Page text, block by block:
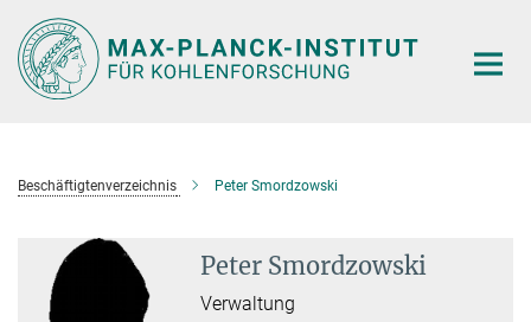
Hauptinhalt
Beschäftigtenverzeichnis Peter Smordzowski
Peter Smordzowski
Verwaltung